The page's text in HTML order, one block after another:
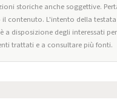
storiche anche soggettive.
contenuto. L'intento della
a disposizione degli interessati
trattati e a consultare più fonti.